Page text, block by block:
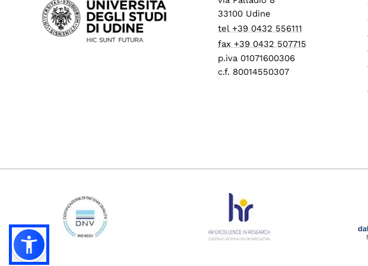
33100 Udine
tel +39 0432 556111
fax +39 0432 507715
p.iva 01071600306
c.f. 80014550307